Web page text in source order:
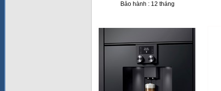
Bảo hành : 12 tháng